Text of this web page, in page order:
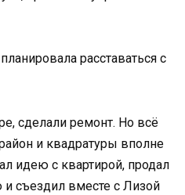
расставаться с
сделали ремонт. Но всё
и квадратуры вполне
идею с квартирой, продал
съездил вместе с Лизой